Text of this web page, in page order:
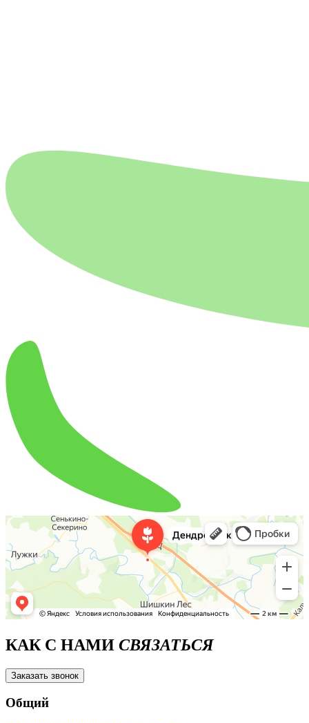
КАК С НАМИ СВЯЗАТЬСЯ
Заказать звонок
Общий